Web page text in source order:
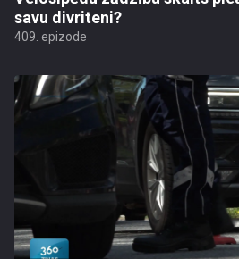
savu divriteni?
409. epizode